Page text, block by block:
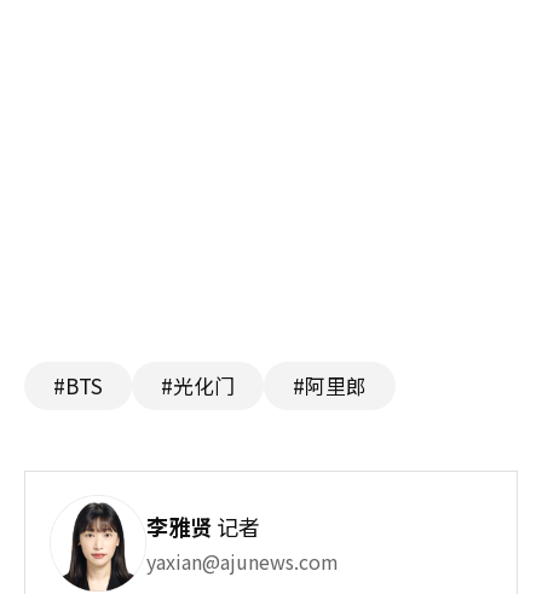
#BTS #光化门 #阿里郎
李雅贤记者
yaxian@ajunews.com